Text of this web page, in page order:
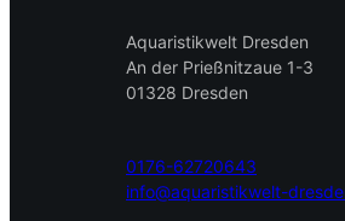
Aquaristikwelt Dresden
An der Prießnitzaue 1-3
01328 Dresden
0176-62720643
info@aquaristikwelt-